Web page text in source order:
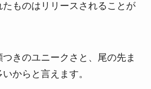
ものはリリースされることが
きのユニークさと、尾の先ま
からと言えます。